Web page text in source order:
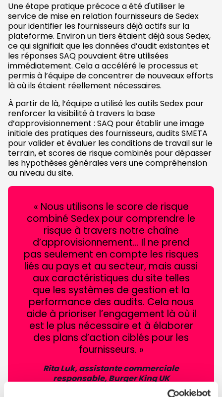
Une étape pratique précoce a été d'utiliser le
service de mise en relation fournisseurs de Sedex
pour identifier les fournisseurs déjà actifs sur la
plateforme. Environ un tiers étaient déjà sous Sedex,
ce qui signifiait que les données d’audit existantes et
les réponses SAQ pouvaient être utilisées
immédiatement. Cela a accéléré le processus et
permis à l’équipe de concentrer de nouveaux efforts
là où ils étaient réellement nécessaires.
À partir de là, l’équipe a utilisé les outils Sedex pour
renforcer la visibilité à travers la base
d’approvisionnement : SAQ pour établir une image
initiale des pratiques des fournisseurs, audits SMETA
pour valider et évaluer les conditions de travail sur le
terrain, et scores de risque combinés pour dépasser
les hypothèses générales vers une compréhension
au niveau du site.
« Nous utilisons le score de risque
combiné Sedex pour comprendre le
risque à travers notre chaîne
d’approvisionnement… Il ne prend
pas seulement en compte les risques
liés au pays et au secteur, mais aussi
aux caractéristiques du site telles
que les systèmes de gestion et la
performance des audits. Cela nous
aide à prioriser l’engagement là où il
est le plus nécessaire et à élaborer
des plans d’action ciblés pour les
fournisseurs. »
Rita Luk, assistante commerciale
responsable, Burger King UK